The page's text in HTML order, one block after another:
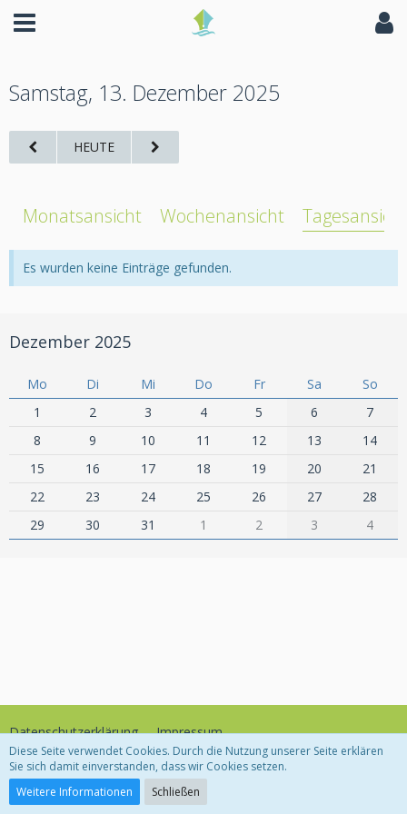
Samstag, 13. Dezember 2025
HEUTE
Monatsansicht Wochenansicht Tagesansicht
Es wurden keine Einträge gefunden.
Dezember 2025
Mo Di Mi Do Fr Sa
So
1
2 3 4 5 6
7
8
9 10 11 12 13
14
15
16 17 18 19 20
21
22
23 24 25 26 27
28
29
30 31 1 2 3 4
Datenschutzerklärung Impressum
Community-Software:
Diese Seite verwendet Cookies. Durch die Nutzung unserer Seite erklären
Sie sich damit einverstanden, dass wir Cookies setzen.
Weitere Informationen
Schließen